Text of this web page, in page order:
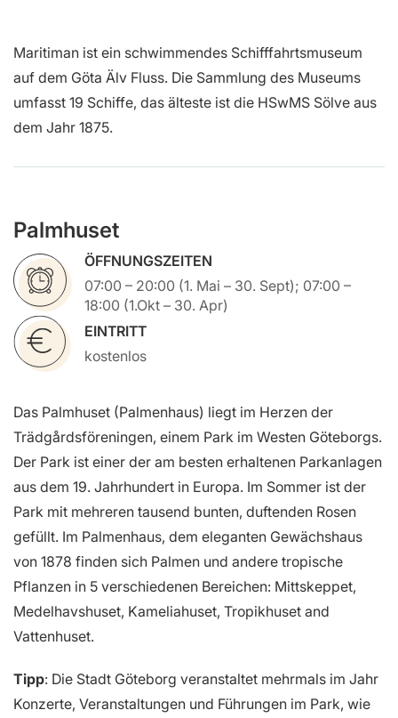
Maritiman ist ein schwimmendes Schifffahrtsmuseum
auf dem Göta Älv Fluss. Die Sammlung des Museums
umfasst 19 Schiffe, das älteste ist die HSwMS Sölve aus
dem Jahr 1875.
Palmhuset
ÖFFNUNGSZEITEN
07:00 – 20:00 (1. Mai – 30. Sept); 07:00 –
18:00 (1.Okt – 30. Apr)
EINTRITT
kostenlos
Das Palmhuset (Palmenhaus) liegt im Herzen der
Trädgårdsföreningen, einem Park im Westen Göteborgs.
Der Park ist einer der am besten erhaltenen Parkanlagen
aus dem 19. Jahrhundert in Europa. Im Sommer ist der
Park mit mehreren tausend bunten, duftenden Rosen
gefüllt. Im Palmenhaus, dem eleganten Gewächshaus
von 1878 finden sich Palmen und andere tropische
Pflanzen in 5 verschiedenen Bereichen: Mittskeppet,
Medelhavshuset, Kameliahuset, Tropikhuset and
Vattenhuset.
Tipp: Die Stadt Göteborg veranstaltet mehrmals im Jahr
Konzerte, Veranstaltungen und Führungen im Park, wie